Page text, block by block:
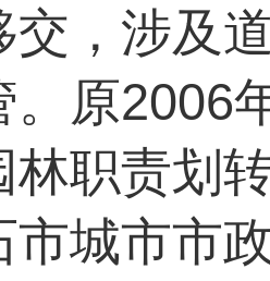
交，涉及
。原2006
林职责划
市城市市